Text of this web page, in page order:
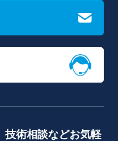
技術相談などお気軽